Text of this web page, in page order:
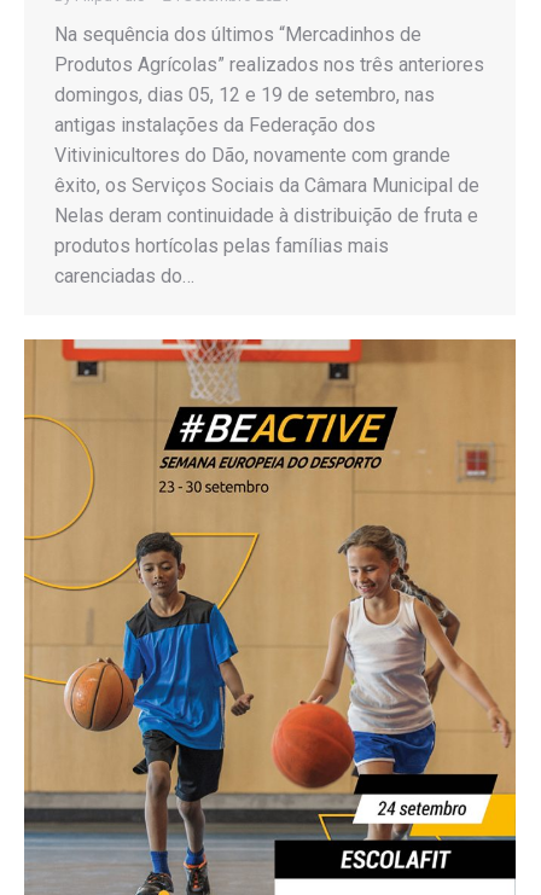
Na sequência dos últimos “Mercadinhos de
Produtos Agrícolas” realizados nos três anteriores
domingos, dias 05, 12 e 19 de setembro, nas
antigas instalações da Federação dos
Vitivinicultores do Dão, novamente com grande
êxito, os Serviços Sociais da Câmara Municipal de
Nelas deram continuidade à distribuição de fruta e
produtos hortícolas pelas famílias mais
carenciadas do…